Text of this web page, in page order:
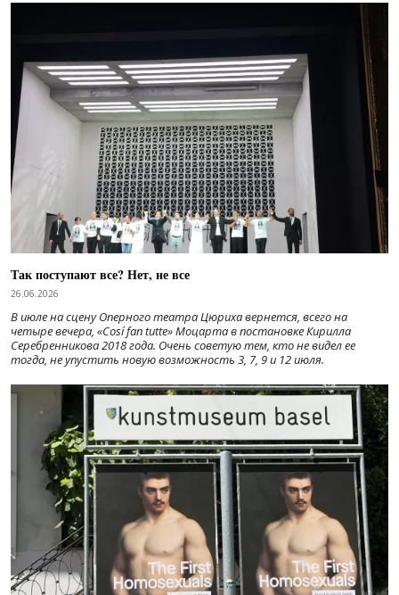
Так поступают все? Нет, не все
26.06.2026
В июле на сцену Оперного театра Цюриха вернется, всего на
четыре вечера, «Cosí fan tutte» Моцарта в постановке Кирилла
Серебренникова 2018 года. Очень советую тем, кто не видел ее
тогда, не упустить новую возможность 3, 7, 9 и 12 июля.